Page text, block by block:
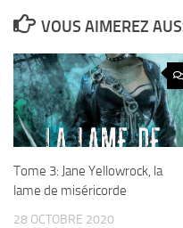
VOUS AIMEREZ
Tome 3: Jane Yellowrock, la
lame de miséricorde
28 OCTOBRE 2020